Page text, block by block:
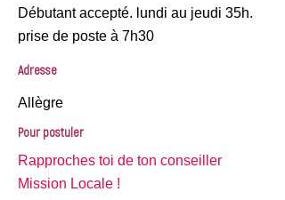
Débutant accepté. lundi au jeudi 35h.
prise de poste à 7h30
Adresse
Allègre
Pour postuler
Rapproches toi de ton conseiller
Mission Locale !